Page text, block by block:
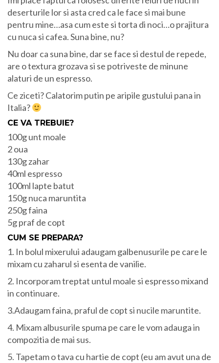
deserturile lor si asta cred ca le face si mai bune
pentru mine…asa cum este si torta di noci…o prajitura
cu nuca si cafea. Suna bine, nu?
Nu doar ca suna bine, dar se face si destul de repede,
are o textura grozava si se potriveste de minune
alaturi de un espresso.
Ce ziceti? Calatorim putin pe aripile gustului pana in
Italia?
CE VA TREBUIE?
100g unt moale
2 oua
130g zahar
40ml espresso
100ml lapte batut
150g nuca maruntita
250g faina
5g praf de copt
CUM SE PREPARA?
1. In bolul mixerului adaugam galbenusurile pe care le
mixam cu zaharul si esenta de vanilie.
2. Incorporam treptat untul moale si espresso mixand
in continuare.
3.Adaugam faina, praful de copt si nucile maruntite.
4. Mixam albusurile spuma pe care le vom adauga in
compozitia de mai sus.
5. Tapetam o tava cu hartie de copt (eu am avut una de